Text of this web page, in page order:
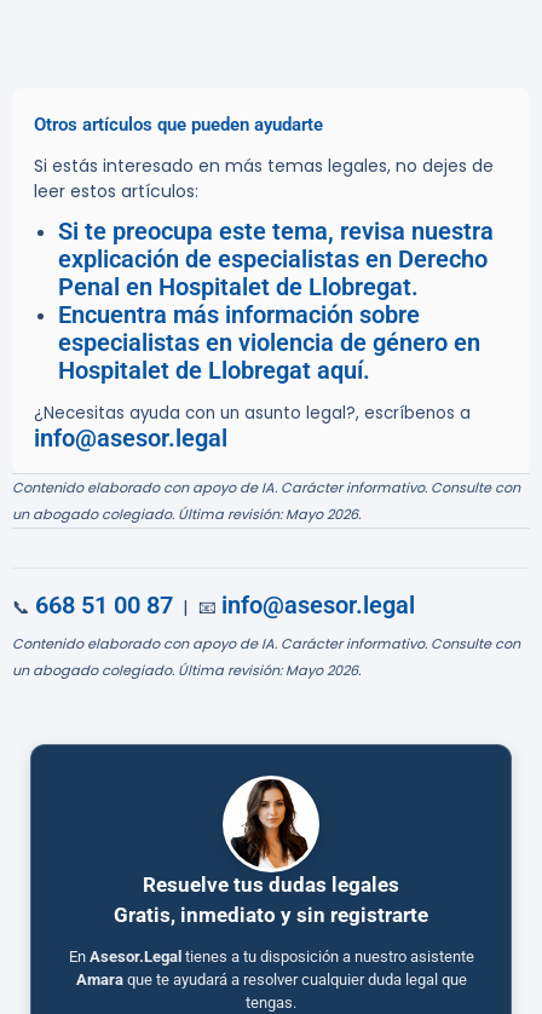
Otros artículos que pueden ayudarte
Si estás interesado en más temas legales, no dejes de
leer estos artículos:
Si te preocupa este tema, revisa nuestra
explicación de especialistas en Derecho
Penal en Hospitalet de Llobregat.
Encuentra más información sobre
especialistas en violencia de género en
Hospitalet de Llobregat aquí.
¿Necesitas ayuda con un asunto legal?, escríbenos a
info@asesor.legal
Contenido elaborado con apoyo de IA. Carácter informativo. Consulte con
un abogado colegiado. Última revisión: Mayo 2026.
📞 668 51 00 87 | 📧 info@asesor.legal
Contenido elaborado con apoyo de IA. Carácter informativo. Consulte con
un abogado colegiado. Última revisión: Mayo 2026.
Resuelve tus dudas legales
Gratis, inmediato y sin registrarte
En Asesor.Legal tienes a tu disposición a nuestro asistente
Amaraque te ayudará a resolver cualquier duda legal que
tengas.